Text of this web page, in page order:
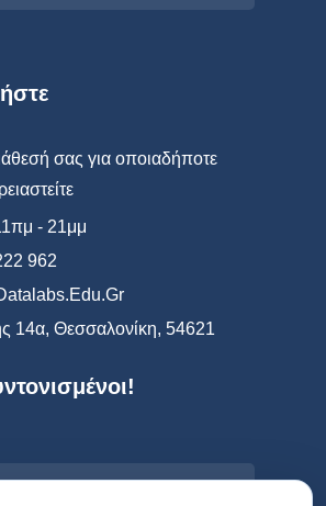
σας για οποιαδήποτε
- 21μμ
962
14α, Θεσσαλονίκη, 54621